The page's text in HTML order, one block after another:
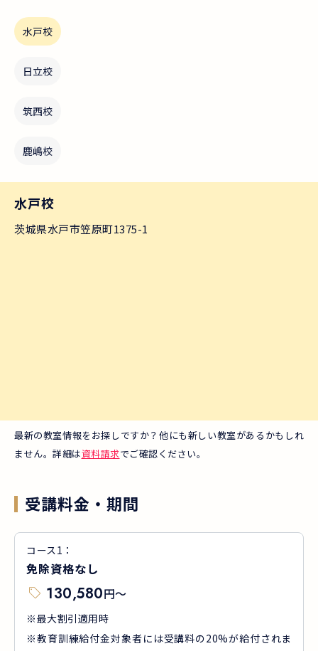
水戸校
日立校
筑西校
鹿嶋校
水戸校
茨城県水戸市笠原町1375-1
最新の教室情報をお探しですか？他にも新しい教室があるかもしれ
ません。詳細は資料請求でご確認ください。
受講料金・期間
コース1 ：
免除資格なし
130,580円〜
※最大割引適用時
※教育訓練給付金対象者には受講料の20%が給付されま